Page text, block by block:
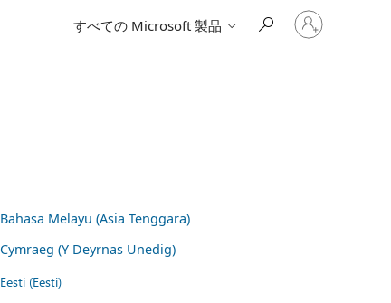
すべての Microsoft 製品
ア
カ
Bahasa Melayu (Asia Tenggara)
Cymraeg (Y Deyrnas Unedig)
Eesti (Eesti)